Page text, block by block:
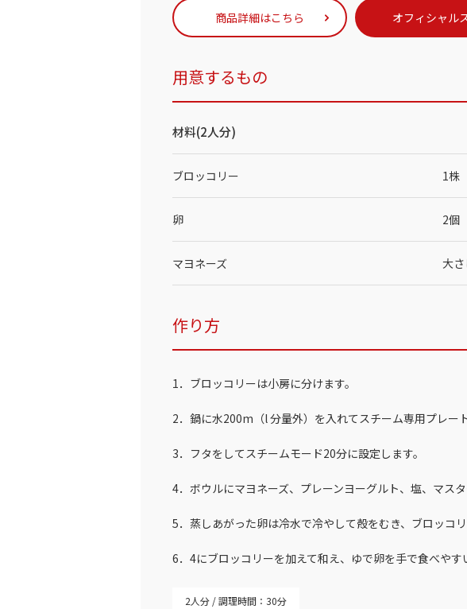
商品詳細はこちら オフィシャル
用意するもの
材料(2人分)
ブロッコリー 1株
卵 2個
マヨネーズ 大
作り方
1．ブロッコリーは小房に分けます。
2．鍋に水200m（l 分量外）を入れてスチーム専用プレー
3．フタをしてスチームモード20分に設定します。
4．ボウルにマヨネーズ、プレーンヨーグルト、塩、マスタ
5．蒸しあがった卵は冷水で冷やして殻をむき、ブロッコ
6．4にブロッコリーを加えて和え、ゆで卵を手で食べやす
2人分 調理時間：30分